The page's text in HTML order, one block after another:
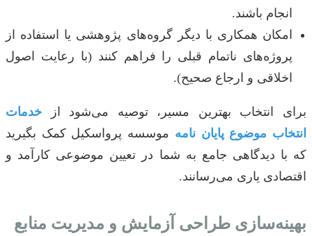
انجام باشند.
امکان همکاری با دیگر گروه‌های پژوهشی یا استفاده از
پروژه‌های ناتمام قبلی را فراهم کنند (با رعایت اصول
اخلاقی و ارجاع صحیح).
برای انتخاب بهترین مسیر، توصیه می‌شود از خدمات
انتخاب موضوع پایان نامه موسسه پرواسکیل کمک بگیرید
که با دیدگاهی جامع به شما در تعیین موضوعی کارآمد و
اقتصادی یاری می‌رسانند.
بهینه‌سازی طراحی آزمایش و مدیریت منابع